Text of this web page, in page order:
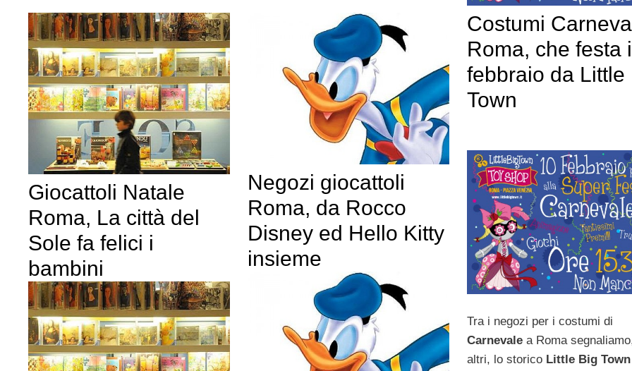
Costumi
Roma, che festa
febbraio da Little
Town
Tra i negozi per i costumi di
Carnevalea Roma
altri, lo storico Little Big Town
Giocattoli Natale
Roma, La città del
Sole fa felici i
bambini
Negozi giocattoli
Roma, da Rocco
Disney ed Hello Kitty
insieme